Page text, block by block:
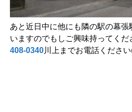
あと近日中に他にも隣の駅の幕
いますのでもしご興味持ってくだ
408-0340川上までお電話くださ